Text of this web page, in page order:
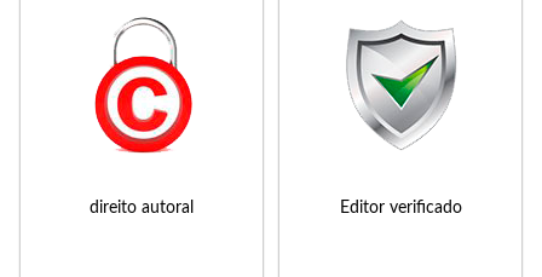
direito autoral Editor verificado